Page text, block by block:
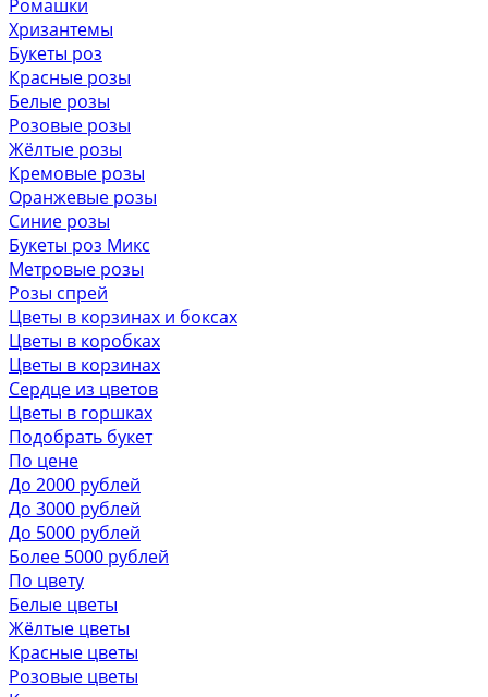
Ромашки
Хризантемы
Букеты роз
Красные розы
Белые розы
Розовые розы
Жёлтые розы
Кремовые розы
Оранжевые розы
Синие розы
Букеты роз Микс
Метровые розы
Розы спрей
Цветы в корзинах и боксах
Цветы в коробках
Цветы в корзинах
Сердце из цветов
Цветы в горшках
Подобрать букет
По цене
До 2000 рублей
До 3000 рублей
До 5000 рублей
Более 5000 рублей
По цвету
Белые цветы
Жёлтые цветы
Красные цветы
Розовые цветы